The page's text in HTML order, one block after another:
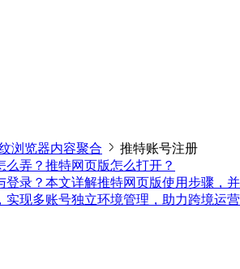
浏览器内容聚合
推特账号注册
弄？推特网页版怎么打开？
登录？本文详解推特网页版使用步骤，并
实现多账号独立环境管理，助力跨境运营